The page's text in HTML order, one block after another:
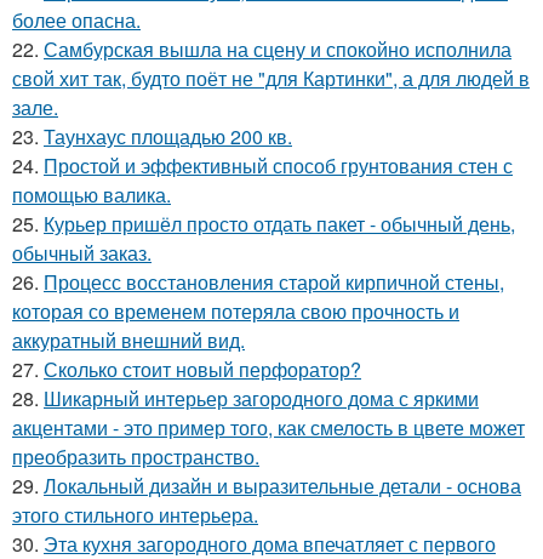
более опасна.
22. Самбурская вышла на сцену и спокойно исполнила
свой хит так, будто поёт не "для Картинки", а для людей в
зале.
23. Таунхаус площадью 200 кв.
24. Простой и эффективный способ грунтования стен с
помощью валика.
25. Курьер пришёл просто отдать пакет - обычный день,
обычный заказ.
26. Процесс восстановления старой кирпичной стены,
которая со временем потеряла свою прочность и
аккуратный внешний вид.
27. Сколько стоит новый перфоратор?
28. Шикарный интерьер загородного дома с яркими
акцентами - это пример того, как смелость в цвете может
преобразить пространство.
29. Локальный дизайн и выразительные детали - основа
этого стильного интерьера.
30. Эта кухня загородного дома впечатляет с первого